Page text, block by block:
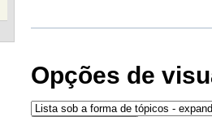
Opções de